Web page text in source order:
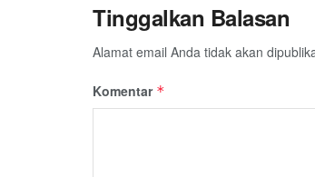
Tinggalkan Balasan
Alamat email Anda tidak akan
Komentar *